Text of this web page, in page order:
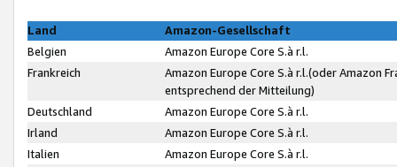
Land
Amazon-Gesellschaft
Belgien
Amazon Europe Core S.à r.l.
Frankreich
Amazon Europe Core S.à r.l.(oder Amazon
entsprechend der Mitteilung)
Deutschland
Amazon Europe Core S.à r.l.
Irland
Amazon Europe Core S.à r.l.
Italien
Amazon Europe Core S.à r.l.